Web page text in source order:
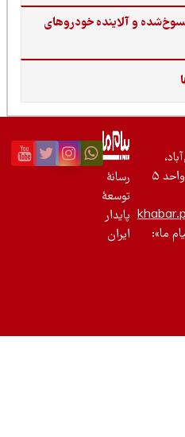
و آلاینده خودروهای
رسانۀ
توسعۀ
پایدار
ایران